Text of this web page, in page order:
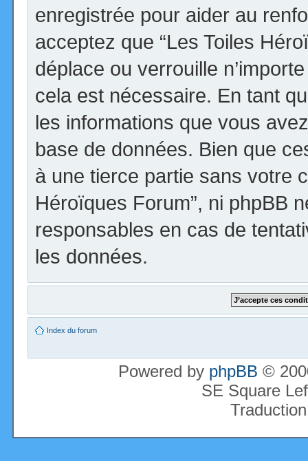
enregistrée pour aider au
acceptez que “Les Toiles
déplace ou verrouille
cela est nécessaire. En tant
les informations que vous
base de données. Bien que
à une tierce partie sans votre
Héroïques Forum”, ni phpBB
responsables en cas de
les données.
Index du forum
Powered by phpBB ©
SE Square